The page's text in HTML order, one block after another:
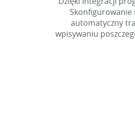
Skonfigurowanie
automatyczny
wpisywaniu